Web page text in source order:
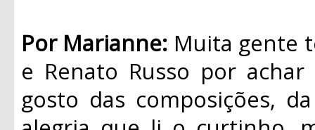
Por Marianne: Muita gente
e Renato Russo por achar
gosto das composições,